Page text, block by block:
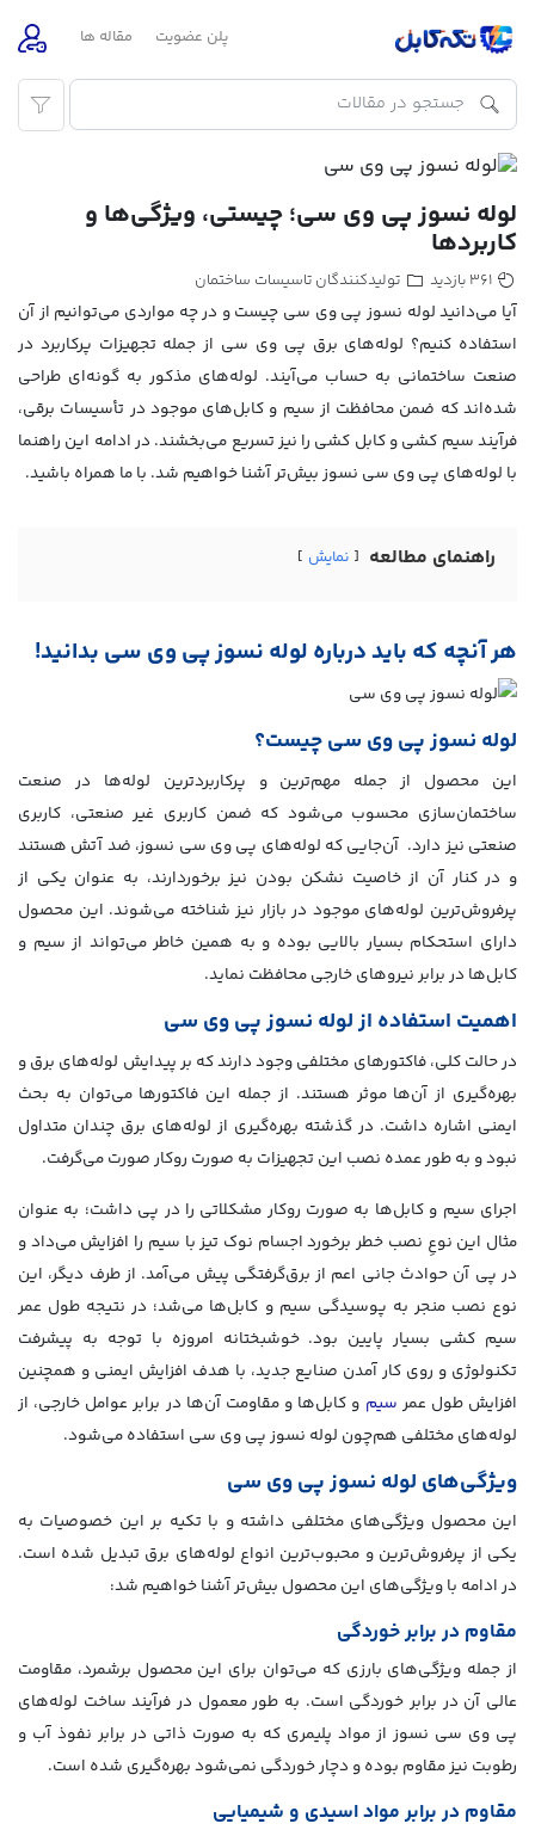
پلن عضویت مقاله ها
لوله نسوز پی وی سی؛ چیستی، ویژگی‌ها و
کاربردها
تولیدکنندگان تاسیسات ساختمان
آیا می‌دانید لوله نسوز پی وی سی چیست و در چه مواردی می‌توانیم از آن
استفاده کنیم؟ لوله‌های برق پی وی سی از جمله تجهیزات پرکاربرد در
صنعت ساختمانی به حساب می‌آیند. لوله‌های مذکور به گونه‌ای طراحی
شده‌اند که ضمن محافظت از سیم و کابل‌های موجود در تأسیسات برقی،
فرآیند سیم کشی و کابل کشی را نیز تسریع می‌بخشند. در ادامه این راهنما
با لوله‌های پی وی سی نسوز بیش‌تر آشنا خواهیم شد. با ما همراه باشید.
راهنمای مطالعه نمایش
هر آنچه که باید درباره لوله نسوز پی وی سی بدانید!
لوله نسوز پی وی سی چیست؟
این محصول از جمله مهم‌ترین و پرکاربردترین لوله‌ها در صنعت
ساختمان‌سازی محسوب می‌شود که ضمن کاربری غیر صنعتی، کاربری
صنعتی نیز دارد. آن‌جایی که لوله‌های پی وی سی نسوز، ضد آتش هستند
و در کنار آن از خاصیت نشکن بودن نیز برخوردارند، به عنوان یکی از
پرفروش‌ترین لوله‌های موجود در بازار نیز شناخته می‌شوند. این محصول
دارای استحکام بسیار بالایی بوده و به همین خاطر می‌تواند از سیم و
کابل‌ها در برابر نیروهای خارجی محافظت نماید.
اهمیت استفاده از لوله نسوز پی وی سی
در حالت کلی، فاکتورهای مختلفی وجود دارند که بر پیدایش لوله‌های برق و
بهره‌گیری از آن‌ها موثر هستند. از جمله این فاکتورها می‌توان به بحث
ایمنی اشاره داشت. در گذشته بهره‌گیری از لوله‌های برق چندان متداول
نبود و به طور عمده نصب این تجهیزات به صورت روکار صورت می‌گرفت.
اجرای سیم و کابل‌ها به صورت روکار مشکلاتی را در پی داشت؛ به عنوان
مثال این نوعِ نصب خطر برخورد اجسام نوک تیز با سیم را افزایش می‌داد و
در پی آن حوادث جانی اعم از برق‌گرفتگی پیش می‌آمد. از طرف دیگر، این
نوع نصب منجر به پوسیدگی سیم و کابل‌ها می‌شد؛ در نتیجه طول عمر
سیم کشی بسیار پایین بود. خوشبختانه امروزه با توجه به پیشرفت
تکنولوژی و روی کار آمدن صنایع جدید، با هدف افزایش ایمنی و همچنین
افزایش طول عمر سیم و کابل‌ها و مقاومت آن‌ها در برابر عوامل خارجی، از
لوله‌های مختلفی هم‌چون لوله نسوز پی وی سی استفاده می‌شود.
ویژگی‌های لوله نسوز پی وی سی
این محصول ویژگی‌های مختلفی داشته و با تکیه بر این خصوصیات به
یکی از پرفروش‌ترین و محبوب‌ترین انواع لوله‌های برق تبدیل شده است.
در ادامه با ویژگی‌های این محصول بیش‌تر آشنا خواهیم شد:
مقاوم در برابر خوردگی
از جمله ویژگی‌های بارزی که می‌توان برای این محصول برشمرد، مقاومت
عالی آن در برابر خوردگی است. به طور معمول در فرآیند ساخت لوله‌های
پی وی سی نسوز از مواد پلیمری که به صورت ذاتی در برابر نفوذ آب و
رطوبت نیز مقاوم بوده و دچار خوردگی نمی‌شود بهره‌گیری شده است.
مقاوم در برابر مواد اسیدی و شیمیایی